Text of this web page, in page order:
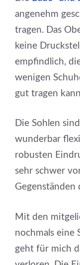
angenehm
tragen. Das
keine
empfindlich,
wenigen
gut tragen
Die Sohlen
wunderbar
robusten
sehr schwer
Mit den
nochmals eine
geht für mich